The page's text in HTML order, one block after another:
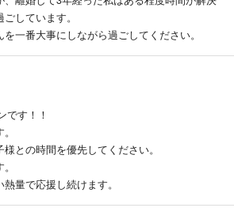
しています。
一番大事にしながら過ごしてください。
です！！
との時間を優先してください。
量で応援し続けます。